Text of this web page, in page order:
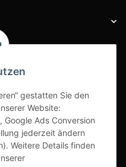
gestatten Sie den
Website:
Google Ads Conversion
jederzeit ändern
Weitere Details finden